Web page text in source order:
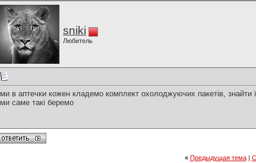
sniki
Любитель
ми в аптечки кожен кладемо комплект охолоджуючих пакетів, знайти
ми саме такі беремо
« Предыдущая тема|